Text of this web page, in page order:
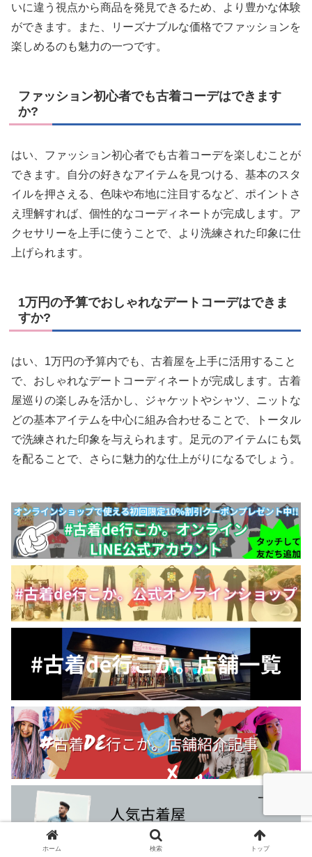
いに違う視点から商品を発見できるため、より豊かな体験
ができます。また、リーズナブルな価格でファッションを
楽しめるのも魅力の一つです。
ファッション初心者でも古着コーデはできます
か?
はい、ファッション初心者でも古着コーデを楽しむことが
できます。自分の好きなアイテムを見つける、基本のスタ
イルを押さえる、色味や布地に注目するなど、ポイントさ
え理解すれば、個性的なコーディネートが完成します。ア
クセサリーを上手に使うことで、より洗練された印象に仕
上げられます。
1万円の予算でおしゃれなデートコーデはできま
すか?
はい、1万円の予算内でも、古着屋を上手に活用すること
で、おしゃれなデートコーディネートが完成します。古着
屋巡りの楽しみを活かし、ジャケットやシャツ、ニットな
どの基本アイテムを中心に組み合わせることで、トータル
で洗練された印象を与えられます。足元のアイテムにも気
を配ることで、さらに魅力的な仕上がりになるでしょう。
ホーム 検索 トップ